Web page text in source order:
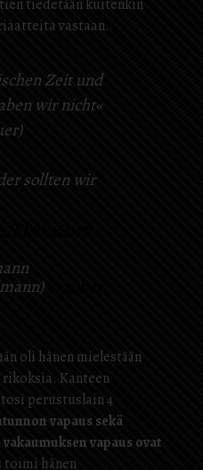
tiedetään kuitenkin
vastaan.
Zeit und
wir nicht«
sollten wir
oli hänen mielestään
rikoksia. Kanteen
perustuslain 4
vapaus sekä
vapaus ovat
toimi hänen